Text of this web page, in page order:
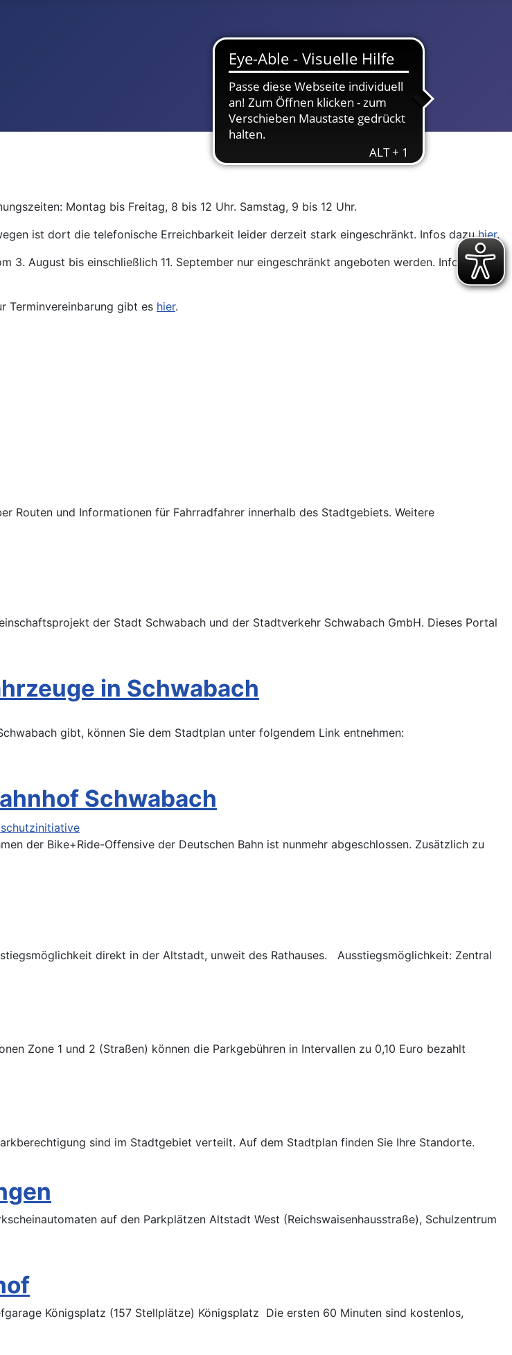
Montag bis Freitag, 8 bis 12 Uhr. Samstag, 9 bis 12 Uhr.
ist dort die telefonische Erreichbarkeit leider derzeit stark eingeschränkt. Infos dazuhier.
3. August bis einschließlich 11. September nur eingeschränkt angeboten werden. Infos dazu
Terminvereinbarung gibt es hier.
Routen und Informationen für Fahrradfahrer innerhalb des Stadtgebiets. Weitere
der Stadt Schwabach und der Stadtverkehr Schwabach GmbH. Dieses Portal
in Schwabach
gibt, können Sie dem Stadtplan unter folgendem Link entnehmen:
Schwabach
der Bike+Ride-Offensive der Deutschen Bahn ist nunmehr abgeschlossen. Zusätzlich zu
direkt in der Altstadt, unweit des Rathauses. Ausstiegsmöglichkeit: Zentral
Zone 1 und 2 (Straßen) können die Parkgebühren in Intervallen zu 0,10 Euro bezahlt
sind im Stadtgebiet verteilt. Auf dem Stadtplan finden Sie Ihre Standorte.
auf den Parkplätzen Altstadt West (Reichswaisenhausstraße), Schulzentrum
Königsplatz (157 Stellplätze) Königsplatz Die ersten 60 Minuten sind kostenlos,